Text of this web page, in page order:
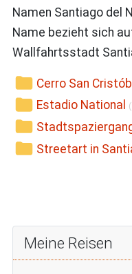
Namen Santiago del
Name bezieht sich
Wallfahrtsstadt
Cerro San
Estadio National
Streetart in
Meine Reisen